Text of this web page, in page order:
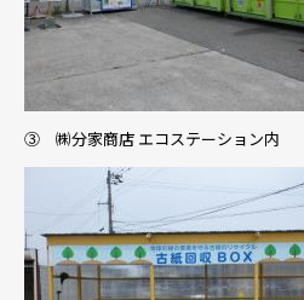
③ ㈱分家商店 エコステーション内